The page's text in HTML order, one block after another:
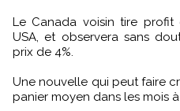
Le Canada voisin tire
USA, et observera sans
prix de 4%.
Une nouvelle qui peut faire
panier moyen dans les mois à